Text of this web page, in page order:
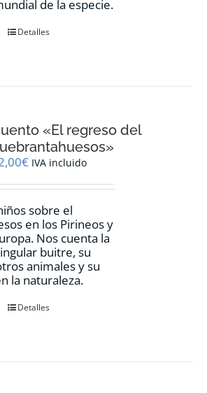
de la especie.
Detalles
«El regreso del
€ IVA incluido
sobre el
en los Pirineos y
Nos cuenta la
buitre, su
animales y su
la naturaleza.
Detalles